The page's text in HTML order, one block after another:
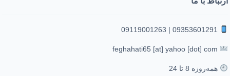
همه‌روزه 8 تا 24